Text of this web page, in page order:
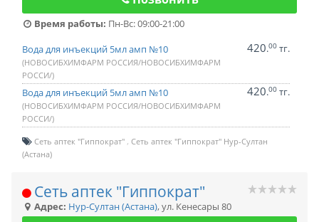
Время работы: Пн-Вс: 09:00-21:00
Вода для инъекций 5мл амп №10
(НОВОСИБХИМФАРМ РОССИЯ/НОВОСИБХИМФАРМ
РОССИ/)
420.00 тг.
Вода для инъекций 5мл амп №10
(НОВОСИБХИМФАРМ РОССИЯ/НОВОСИБХИМФАРМ
РОССИ/)
420.00 тг.
Сеть аптек "Гиппократ" Сеть аптек "Гиппократ" Нур-Султан
(Астана)
Сеть аптек "Гиппократ"
Адрес: Нур-Султан (Астана),ул. Кенесары 80